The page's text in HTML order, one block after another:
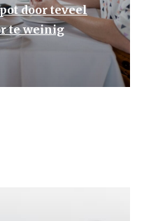
door teveel
te weinig